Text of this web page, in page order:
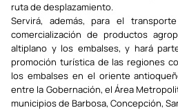
ruta de desplazamiento.
Servirá, además, para el
comercialización de productos
altiplano y los embalses, y hará
promoción turística de las regiones
los embalses en el oriente
entre la Gobernación, el Área
municipios de Barbosa, Concepción,